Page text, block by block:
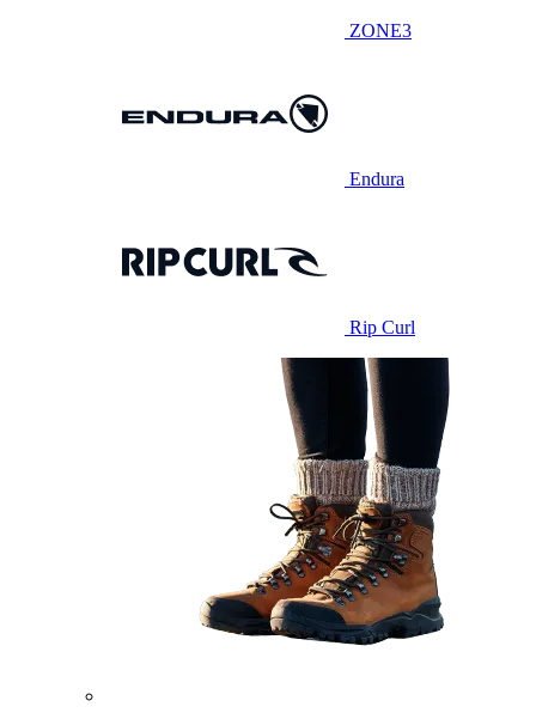
ZONE3
Endura
Rip Curl